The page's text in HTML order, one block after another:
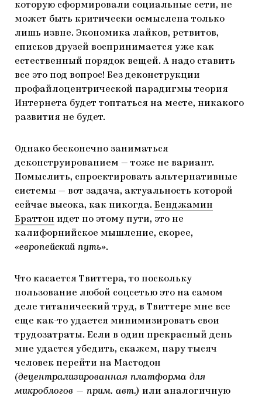
которую сформировали социальные сети, не
может быть критически осмыслена только
лишь извне. Экономика лайков, ретвитов,
списков друзей воспринимается уже как
естественный порядок вещей. А надо ставить
все это под вопрос! Без деконструкции
профайлоцентрической парадигмы теория
Интернета будет топтаться на месте, никакого
развития не будет.
Однако бесконечно заниматься
деконструированием — тоже не вариант.
Помыслить, спроектировать альтернативные
системы — вот задача, актуальность которой
сейчас высока, как никогда. Бенджамин
Браттон идет по этому пути, это не
калифорнийское мышление, скорее,
«европейский путь».
Что касается Твиттера, то поскольку
пользование любой соцсетью это на самом
деле титанический труд, в Твиттере мне все
еще как-то удается минимизировать свои
трудозатраты. Если в один прекрасный день
мне удастся убедить, скажем, пару тысяч
человек перейти на Мастодон
(децентрализированная платформа для
микроблогов — прим. авт.) или аналогичную